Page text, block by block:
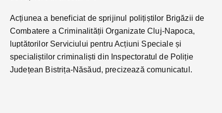
Acțiunea a beneficiat de sprijinul polițiștilor Brigăzii de
Combatere a Criminalității Organizate Cluj-Napoca,
luptătorilor Serviciului pentru Acțiuni Speciale și
specialiștilor criminaliști din Inspectoratul de Poliție
Județean Bistrița-Năsăud, precizează comunicatul.